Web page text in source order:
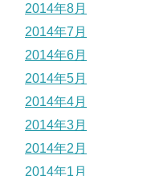
2014年8月
2014年7月
2014年6月
2014年5月
2014年4月
2014年3月
2014年2月
2014年1月